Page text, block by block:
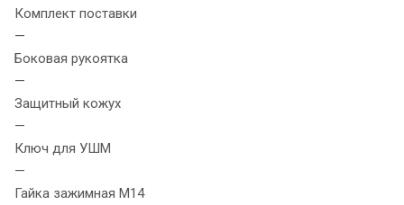
Комплект поставки
—
Боковая рукоятка
—
Защитный кожух
—
Ключ для УШМ
—
Гайка зажимная M14